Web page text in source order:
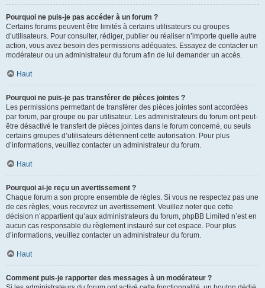
Pourquoi ne puis-je pas accéder à un forum ?
Certains forums peuvent être limités à certains utilisateurs ou groupes
d’utilisateurs. Pour consulter, rédiger, publier ou réaliser n’importe quelle autre
action, vous avez besoin des permissions adéquates. Essayez de contacter un
modérateur ou un administrateur du forum afin de lui demander un accès.
Haut
Pourquoi ne puis-je pas transférer de pièces jointes ?
Les permissions permettant de transférer des pièces jointes sont accordées
par forum, par groupe ou par utilisateur. Les administrateurs du forum ont peut-
être désactivé le transfert de pièces jointes dans le forum concerné, ou seuls
certains groupes d’utilisateurs détiennent cette autorisation. Pour plus
d’informations, veuillez contacter un administrateur du forum.
Haut
Pourquoi ai-je reçu un avertissement ?
Chaque forum a son propre ensemble de règles. Si vous ne respectez pas une
de ces règles, vous recevrez un avertissement. Veuillez noter que cette
décision n’appartient qu’aux administrateurs du forum, phpBB Limited n’est en
aucun cas responsable du règlement instauré sur cet espace. Pour plus
d’informations, veuillez contacter un administrateur du forum.
Haut
Comment puis-je rapporter des messages à un modérateur ?